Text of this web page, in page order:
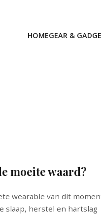
HOMEGEAR &
moeite waard?
wearable van dit
slaap, herstel en hartslag